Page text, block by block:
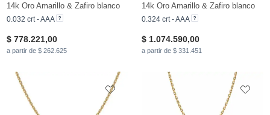
14k Oro Amarillo & Zafiro blanco
0.032 crt - AAA
$ 778.221,00
a partir de $ 262.625
14k Oro Amarillo & Zafiro blanco
0.324 crt - AAA
$ 1.074.590,00
a partir de $ 331.451